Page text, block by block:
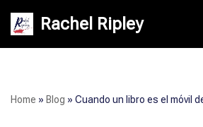
Saltar
Rachel Ripley
Home » Blog » Cuando un libro es el móvil